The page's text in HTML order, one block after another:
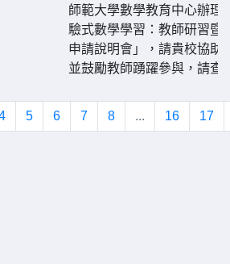
師範大學數學教育中心辦理
驗式數學學習：教師研習暨
申請說明會」，請貴校協助
並鼓勵教師踴躍參與，請查
5 6 7 8 ... 16 17